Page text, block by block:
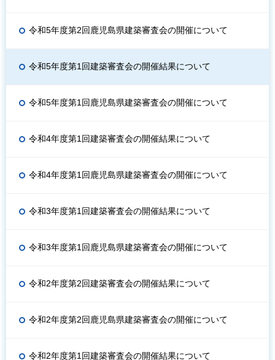
令和5年度第2回鹿児島県建築審査会の開催について
令和5年度第1回建築審査会の開催結果について
令和5年度第1回鹿児島県建築審査会の開催について
令和4年度第1回建築審査会の開催結果について
令和4年度第1回鹿児島県建築審査会の開催について
令和3年度第1回建築審査会の開催結果について
令和3年度第1回鹿児島県建築審査会の開催について
令和2年度第2回建築審査会の開催結果について
令和2年度第2回鹿児島県建築審査会の開催について
令和2年度第1回建築審査会の開催結果について